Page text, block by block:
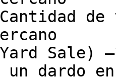
Sale)
dardo